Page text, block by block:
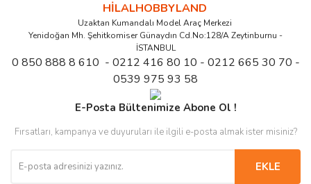
HİLALHOBBYLAND
Uzaktan Kumandalı Model Araç Merkezi
Yenidoğan Mh. Şehitkomiser Günaydın Cd.No:128/A Zeytinburnu -
İSTANBUL
0 850 888 8 610 - 0212 416 80 10 - 0212 665 30 70 -
0539 975 93 58
E-Posta Bültenimize Abone Ol !
Fırsatları, kampanya ve duyuruları ile ilgili e-posta almak ister misiniz?
EKLE